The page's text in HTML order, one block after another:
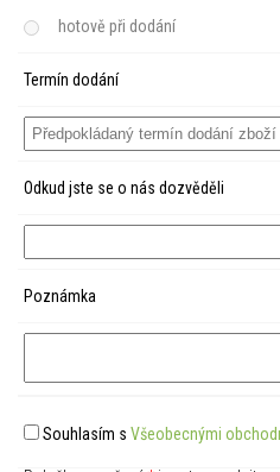
hotově při dodání
Termín dodání
Odkud jste se o nás dozvěděli
Poznámka
Souhlasím s Všeobecnými